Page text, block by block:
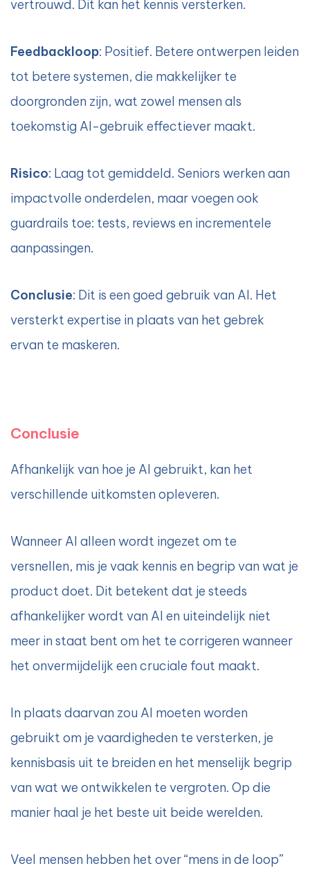
vertrouwd. Dit kan het kennis versterken.
Feedbackloop: Positief. Betere ontwerpen leiden
tot betere systemen, die makkelijker te
doorgronden zijn, wat zowel mensen als
toekomstig AI-gebruik effectiever maakt.
Risico: Laag tot gemiddeld. Seniors werken aan
impactvolle onderdelen, maar voegen ook
guardrails toe: tests, reviews en incrementele
aanpassingen.
Conclusie: Dit is een goed gebruik van AI. Het
versterkt expertise in plaats van het gebrek
ervan te maskeren.
Conclusie
Afhankelijk van hoe je AI gebruikt, kan het
verschillende uitkomsten opleveren.
Wanneer AI alleen wordt ingezet om te
versnellen, mis je vaak kennis en begrip van wat je
product doet. Dit betekent dat je steeds
afhankelijker wordt van AI en uiteindelijk niet
meer in staat bent om het te corrigeren wanneer
het onvermijdelijk een cruciale fout maakt.
In plaats daarvan zou AI moeten worden
gebruikt om je vaardigheden te versterken, je
kennisbasis uit te breiden en het menselijk begrip
van wat we ontwikkelen te vergroten. Op die
manier haal je het beste uit beide werelden.
Veel mensen hebben het over “mens in de loop”